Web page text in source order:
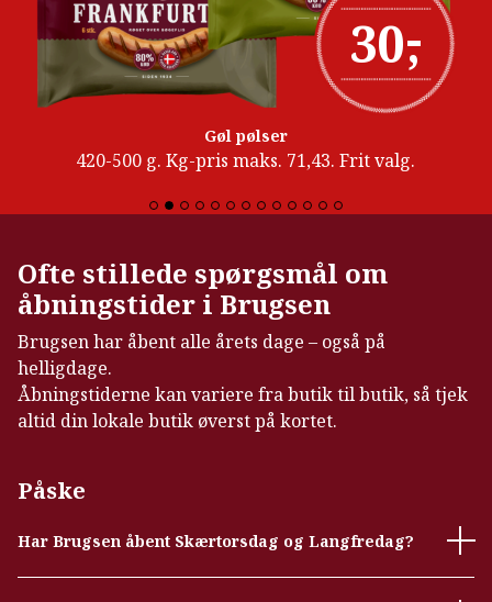
30,
-
Gøl pølser
420-500 g. Kg-pris maks. 71,43. Frit valg.
Ofte stillede spørgsmål om
åbningstider i Brugsen
Brugsen har åbent alle årets dage – også på
helligdage.
Åbningstiderne kan variere fra butik til butik, så tjek
altid din lokale butik øverst på kortet.
Påske
Har Brugsen åbent Skærtorsdag og Langfredag?